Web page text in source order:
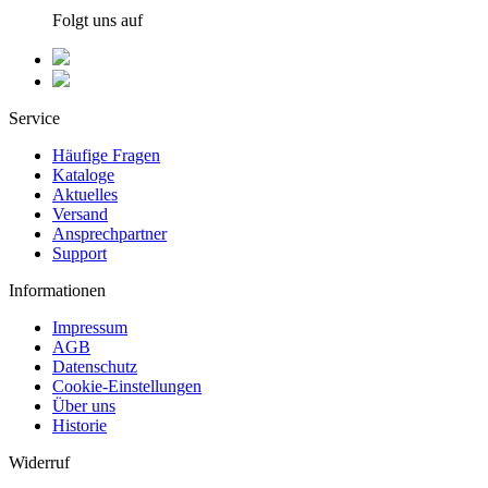
Folgt uns auf
Service
Häufige Fragen
Kataloge
Aktuelles
Versand
Ansprechpartner
Support
Informationen
Impressum
AGB
Datenschutz
Cookie-Einstellungen
Über uns
Historie
Widerruf